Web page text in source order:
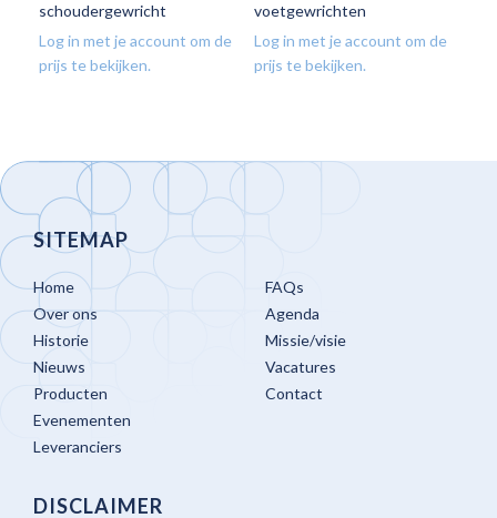
schoudergewricht
Log in met je account om de
prijs te bekijken.
voetgewrichten
Log in met je account om de
prijs te bekijken.
SITEMAP
Home
Over ons
Historie
Nieuws
Producten
Evenementen
Leveranciers
FAQs
Agenda
Missie/visie
Vacatures
Contact
DISCLAIMER